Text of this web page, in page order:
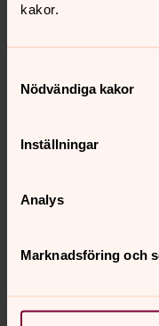
kakor.
Nödvändiga kakor
Inställningar
Analys
Marknadsföring och